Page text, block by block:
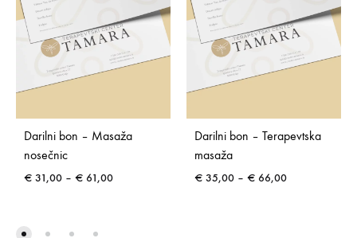
Darilni bon – Masaža
nosečnic
€ 31,00 – € 61,00Cenovni
Darilni bon – Terapevtska
masaža
€ 35,00 – € 66,00Cenovni